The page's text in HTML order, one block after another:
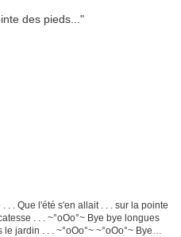
. . Que l'été s'en allait . . . sur la pointe
. . . ~°oOo°~ Bye bye longues
jardin . . . ~°oOo°~ ~°oOo°~ Bye